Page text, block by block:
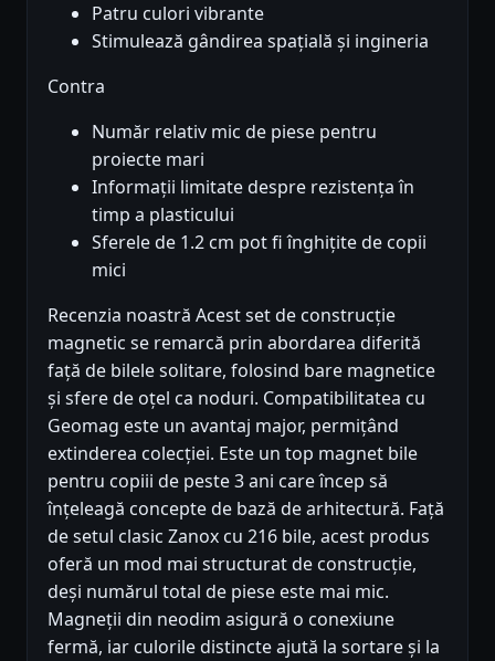
Patru culori vibrante
Stimulează gândirea spațială și ingineria
Contra
Număr relativ mic de piese pentru
proiecte mari
Informații limitate despre rezistența în
timp a plasticului
Sferele de 1.2 cm pot fi înghițite de copii
mici
Recenzia noastră Acest set de construcție
magnetic se remarcă prin abordarea diferită
față de bilele solitare, folosind bare magnetice
și sfere de oțel ca noduri. Compatibilitatea cu
Geomag este un avantaj major, permițând
extinderea colecției. Este un top magnet bile
pentru copiii de peste 3 ani care încep să
înțeleagă concepte de bază de arhitectură. Față
de setul clasic Zanox cu 216 bile, acest produs
oferă un mod mai structurat de construcție,
deși numărul total de piese este mai mic.
Magneții din neodim asigură o conexiune
fermă, iar culorile distincte ajută la sortare și la